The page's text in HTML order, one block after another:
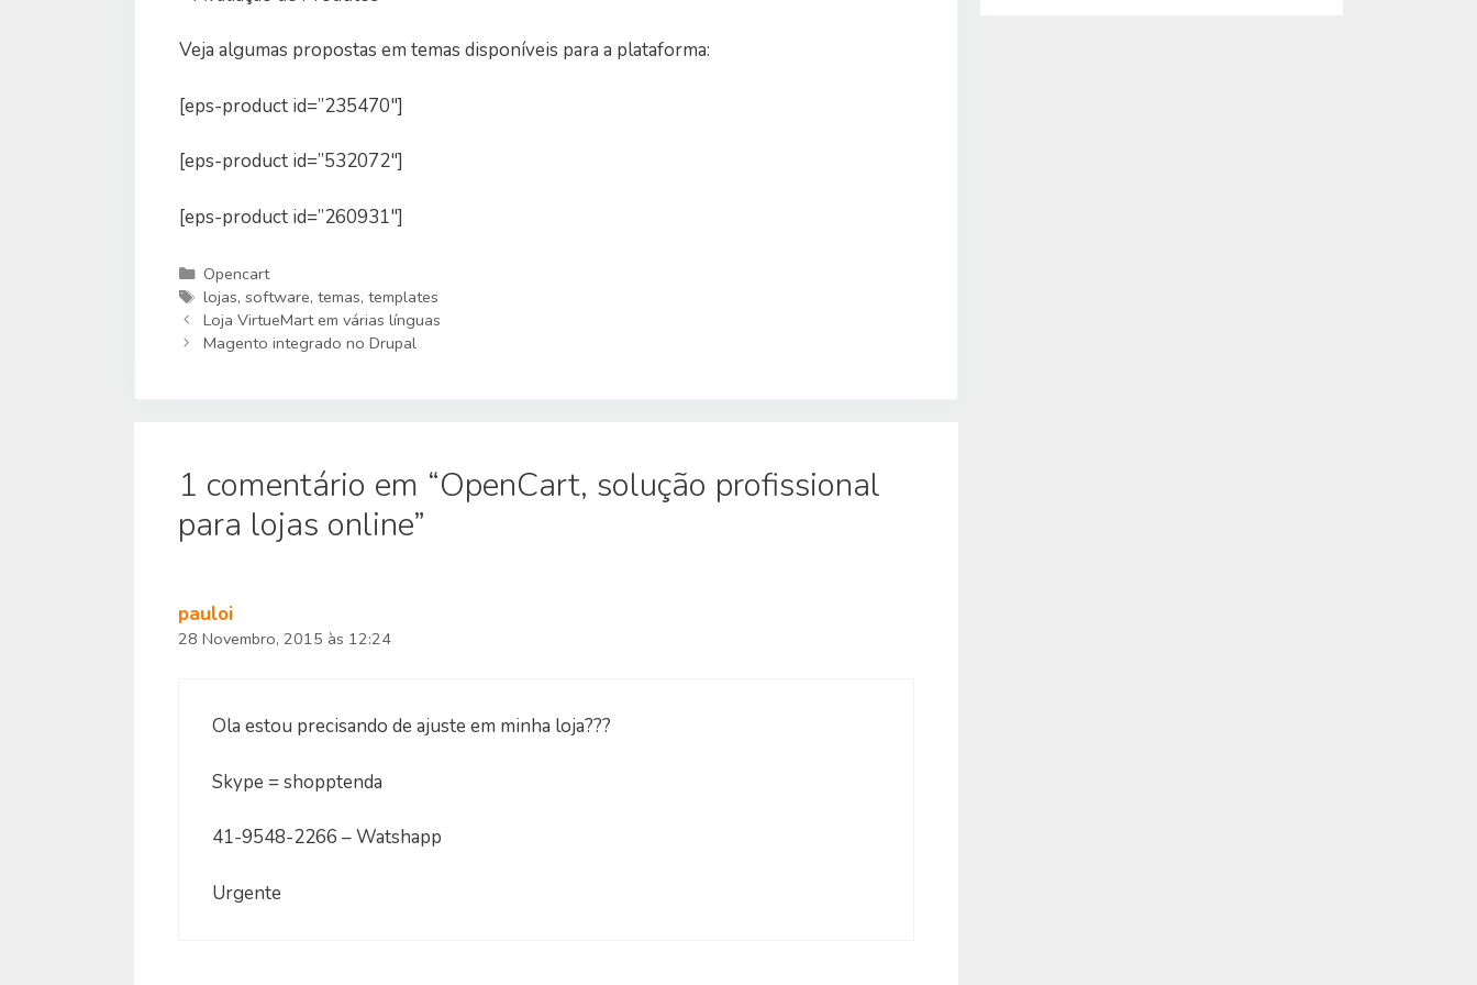
Veja algumas propostas em temas disponíveis para a plataforma:
[eps-product id=”235470″]
[eps-product id=”532072″]
[eps-product id=”260931″]
Categorias
Opencart
Etiquetas
lojas, software, temas, templates
Loja VirtueMart em várias línguas
Magento integrado no Drupal
1 comentário em “OpenCart, solução profissional
para lojas online”
pauloi
28 Novembro, 2015 às 12:24
Ola estou precisando de ajuste em minha loja???
Skype = shopptenda
41-9548-2266 – Watshapp
Urgente